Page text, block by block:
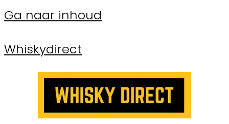
Ga naar inhoud
Whiskydirect